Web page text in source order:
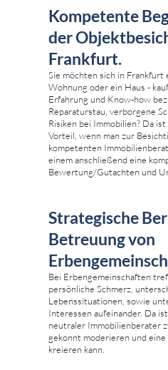
Kompetente
der
Frankfurt.
Sie möchten sich in Frankfurt
Wohnung oder ein Haus -
Erfahrung und Know-how
Reparaturstau, verborgene
Risiken bei Immobilien? Da
Vorteil, wenn man zur
kompetenten
einem anschließend eine
Bewertung/Gutachten und
Strategische
Betreuung von
Bei Erbengemeinschaften
persönliche Schmerz,
Lebenssituationen, sowie
Interessen aufeinander. Da
neutraler Immobilienberater
gekonnt moderieren und
kreieren kann.